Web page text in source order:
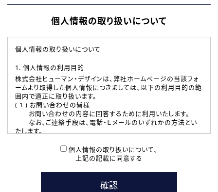
個人情報の取り扱いについて
個人情報の取り扱いについて
1. 個人情報の利用目的
株式会社ヒューマン・デザインは、弊社ホームページの当該フォ
ームより取得した個人情報につきましては、以下の利用目的の範
囲内で適正に取り扱います。
( 1 ) お問い合わせの皆様
お問い合わせの内容に回答するために利用いたします。
なお、ご連絡手段は、電話・Ｅメールのいずれかの方法とい
たします。
本登録に関するご連絡および本登録時の参考情報として利
たします。
( 3 ) スタッフ派遣を検討されている企業の皆様
個人情報の取り扱いについて、
上記の記載に同意する